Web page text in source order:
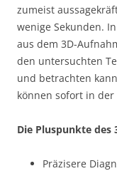
zumeist
wenige Sekunden.
aus dem 3D-
den untersuchten
und betrachten
können sofort in
Die Pluspunkte des
Präzisere